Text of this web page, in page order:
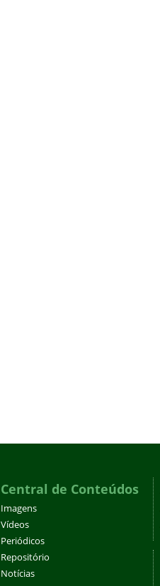
Central de Conteúdos
Imagens
Vídeos
Periódicos
Repositório
Notícias